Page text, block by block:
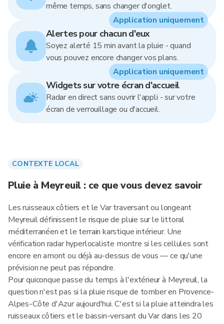
même temps, sans changer d'onglet.
Alertes pour chacun d'eux
Soyez alerté 15 min avant la pluie - quand
vous pouvez encore changer vos plans.
Application uniquement
Widgets sur votre écran d'accueil
Radar en direct sans ouvrir l'appli - sur votre
écran de verrouillage ou d'accueil.
Application uniquement
CONTEXTE LOCAL
Pluie à Meyreuil : ce que vous devez savoir
Les ruisseaux côtiers et le Var traversant ou longeant
Meyreuil définissent le risque de pluie sur le littoral
méditerranéen et le terrain karstique intérieur. Une
vérification radar hyperlocaliste montre si les cellules sont
encore en amont ou déjà au-dessus de vous — ce qu'une
prévision ne peut pas répondre.
Pour quiconque passe du temps à l'extérieur à Meyreuil, la
question n'est pas si la pluie risque de tomber en Provence-
Alpes-Côte d'Azur aujourd'hui. C'est si la pluie atteindra les
ruisseaux côtiers et le bassin-versant du Var dans les 20